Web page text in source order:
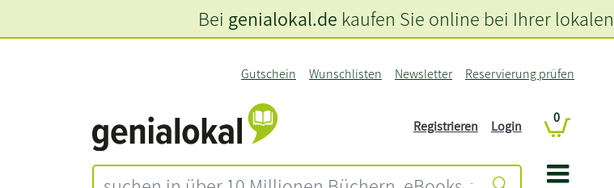
Gutschein Wunschlisten Newsletter Reservierung prüfen
Registrieren Login
0
Bei genialokal.de kaufen Sie online bei Ihrer lokalen